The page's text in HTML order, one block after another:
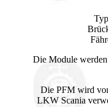
Typ
Die Module
Die PFM wird
LKW Scania